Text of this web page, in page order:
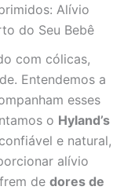
Alívio
do Seu Bebê
com cólicas,
Entendemos a
esses
o Hyland’s
e natural,
alívio
de dores de